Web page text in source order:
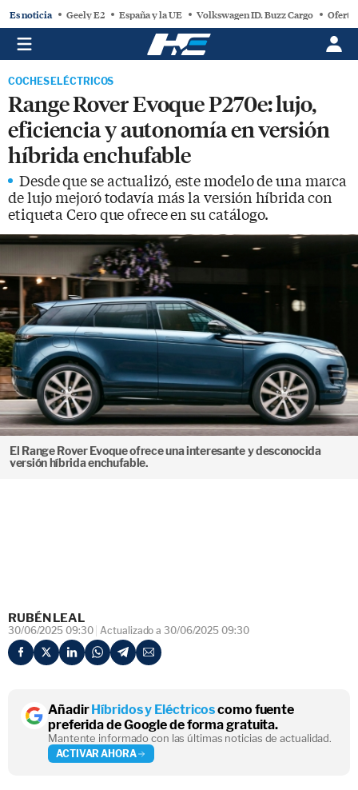
Es noticia Geely E2 España y la UE Volkswagen ID. Buzz Cargo
COCHES ELÉCTRICOS
Range Rover Evoque P270e: lujo,
eficiencia y autonomía en versión
híbrida enchufable
Desde que se actualizó, este modelo de una marca
de lujo mejoró todavía más la versión híbrida con
etiqueta Cero que ofrece en su catálogo.
El Range Rover Evoque ofrece una interesante y desconocida
versión híbrida enchufable.
RUBÉN LEAL
30/06/2025 09:30 Actualizado a 30/06/2025 09:30
AñadirHíbridos y Eléctricoscomo fuente
preferida de Google de forma gratuita.
Mantente informado con las últimas noticias de actualidad.
ACTIVAR AHORA